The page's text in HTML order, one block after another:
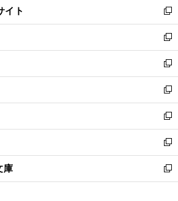
く
ド
ウ
で
開
く
ィ
ン
ド
ウ
で
開
く
い
ウ
ィ
ン
ド
ウ
で
開
く
イト
新
し
い
ウ
ィ
ン
ド
ウ
で
開
く
新
し
い
ウ
ィ
ン
ド
ウ
で
開
く
新
し
い
ウ
ィ
ン
ド
ウ
で
開
新
し
い
ウ
ィ
ン
ド
ウ
新
し
い
ウ
ィ
ン
新
し
い
ウ
庫
新
し